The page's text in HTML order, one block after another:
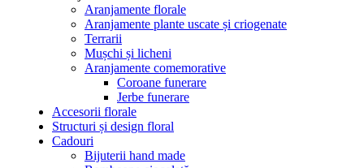
Aranjamente florale
Aranjamente plante uscate și criogenate
Terrarii
Mușchi și licheni
Aranjamente comemorative
Coroane funerare
Jerbe funerare
Accesorii florale
Structuri și design floral
Cadouri
Bijuterii hand made